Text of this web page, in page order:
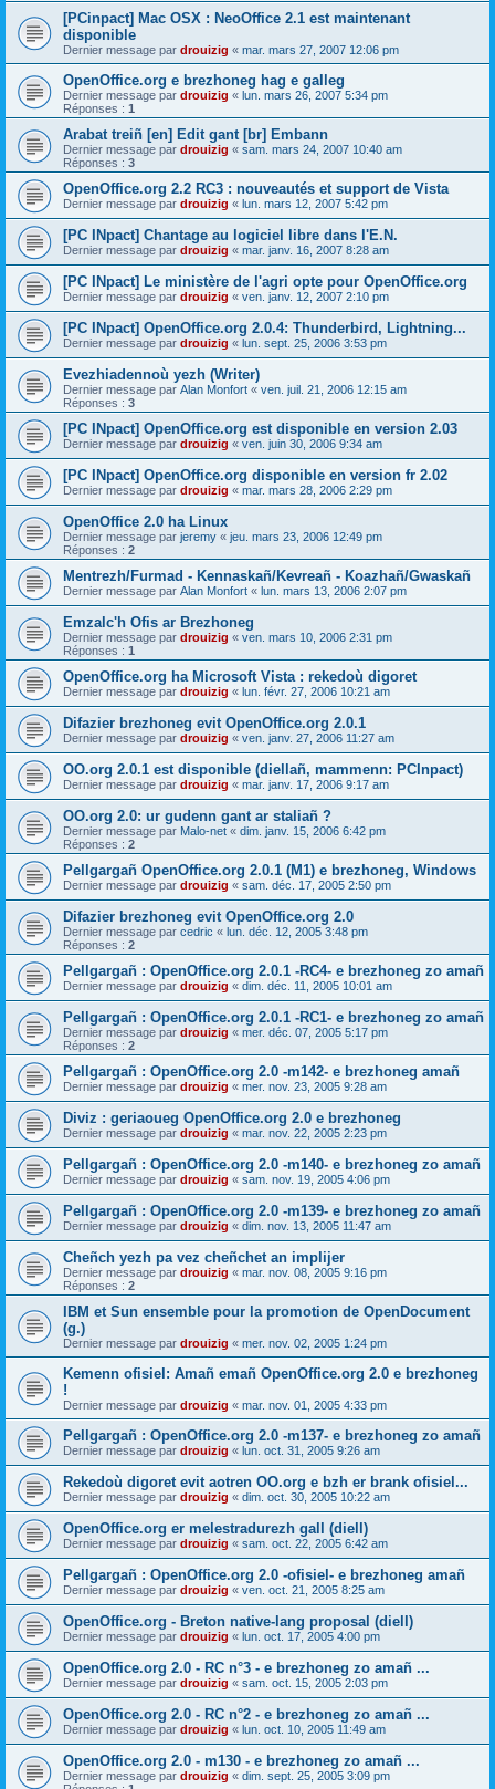
[PCinpact] Mac OSX : NeoOffice 2.1 est maintenant
disponible
Dernier message par drouizig « mar. mars 27, 2007 12:06 pm
OpenOffice.org e brezhoneg hag e galleg
Dernier message par drouizig « lun. mars 26, 2007 5:34 pm
Réponses : 1
Arabat treiñ [en] Edit gant [br] Embann
Dernier message par drouizig « sam. mars 24, 2007 10:40 am
Réponses : 3
OpenOffice.org 2.2 RC3 : nouveautés et support de Vista
Dernier message par drouizig « lun. mars 12, 2007 5:42 pm
[PC INpact] Chantage au logiciel libre dans l'E.N.
Dernier message par drouizig « mar. janv. 16, 2007 8:28 am
[PC INpact] Le ministère de l'agri opte pour OpenOffice.org
Dernier message par drouizig « ven. janv. 12, 2007 2:10 pm
[PC INpact] OpenOffice.org 2.0.4: Thunderbird, Lightning...
Dernier message par drouizig « lun. sept. 25, 2006 3:53 pm
Evezhiadennoù yezh (Writer)
Dernier message par Alan Monfort « ven. juil. 21, 2006 12:15 am
Réponses : 3
[PC INpact] OpenOffice.org est disponible en version 2.03
Dernier message par drouizig « ven. juin 30, 2006 9:34 am
[PC INpact] OpenOffice.org disponible en version fr 2.02
Dernier message par drouizig « mar. mars 28, 2006 2:29 pm
OpenOffice 2.0 ha Linux
Dernier message par jeremy « jeu. mars 23, 2006 12:49 pm
Réponses : 2
Mentrezh/Furmad - Kennaskañ/Kevreañ - Koazhañ/Gwaskañ
Dernier message par Alan Monfort « lun. mars 13, 2006 2:07 pm
Emzalc'h Ofis ar Brezhoneg
Dernier message par drouizig « ven. mars 10, 2006 2:31 pm
Réponses : 1
OpenOffice.org ha Microsoft Vista : rekedoù digoret
Dernier message par drouizig « lun. févr. 27, 2006 10:21 am
Difazier brezhoneg evit OpenOffice.org 2.0.1
Dernier message par drouizig « ven. janv. 27, 2006 11:27 am
OO.org 2.0.1 est disponible (diellañ, mammenn: PCInpact)
Dernier message par drouizig « mar. janv. 17, 2006 9:17 am
OO.org 2.0: ur gudenn gant ar staliañ ?
Dernier message par Malo-net « dim. janv. 15, 2006 6:42 pm
Réponses : 2
Pellgargañ OpenOffice.org 2.0.1 (M1) e brezhoneg, Windows
Dernier message par drouizig « sam. déc. 17, 2005 2:50 pm
Difazier brezhoneg evit OpenOffice.org 2.0
Dernier message par cedric « lun. déc. 12, 2005 3:48 pm
Réponses : 2
Pellgargañ : OpenOffice.org 2.0.1 -RC4- e brezhoneg zo amañ
Dernier message par drouizig « dim. déc. 11, 2005 10:01 am
Pellgargañ : OpenOffice.org 2.0.1 -RC1- e brezhoneg zo amañ
Dernier message par drouizig « mer. déc. 07, 2005 5:17 pm
Réponses : 2
Pellgargañ : OpenOffice.org 2.0 -m142- e brezhoneg amañ
Dernier message par drouizig « mer. nov. 23, 2005 9:28 am
Diviz : geriaoueg OpenOffice.org 2.0 e brezhoneg
Dernier message par drouizig « mar. nov. 22, 2005 2:23 pm
Pellgargañ : OpenOffice.org 2.0 -m140- e brezhoneg zo amañ
Dernier message par drouizig « sam. nov. 19, 2005 4:06 pm
Pellgargañ : OpenOffice.org 2.0 -m139- e brezhoneg zo amañ
Dernier message par drouizig « dim. nov. 13, 2005 11:47 am
Cheñch yezh pa vez cheñchet an implijer
Dernier message par drouizig « mar. nov. 08, 2005 9:16 pm
Réponses : 2
IBM et Sun ensemble pour la promotion de OpenDocument
(g.)
Dernier message par drouizig « mer. nov. 02, 2005 1:24 pm
Kemenn ofisiel: Amañ emañ OpenOffice.org 2.0 e brezhoneg
!
Dernier message par drouizig « mar. nov. 01, 2005 4:33 pm
Pellgargañ : OpenOffice.org 2.0 -m137- e brezhoneg zo amañ
Dernier message par drouizig « lun. oct. 31, 2005 9:26 am
Rekedoù digoret evit aotren OO.org e bzh er brank ofisiel...
Dernier message par drouizig « dim. oct. 30, 2005 10:22 am
OpenOffice.org er melestradurezh gall (diell)
Dernier message par drouizig « sam. oct. 22, 2005 6:42 am
Pellgargañ : OpenOffice.org 2.0 -ofisiel- e brezhoneg amañ
Dernier message par drouizig « ven. oct. 21, 2005 8:25 am
OpenOffice.org - Breton native-lang proposal (diell)
Dernier message par drouizig « lun. oct. 17, 2005 4:00 pm
OpenOffice.org 2.0 - RC n°3 - e brezhoneg zo amañ ...
Dernier message par drouizig « sam. oct. 15, 2005 2:03 pm
OpenOffice.org 2.0 - RC n°2 - e brezhoneg zo amañ ...
Dernier message par drouizig « lun. oct. 10, 2005 11:49 am
OpenOffice.org 2.0 - m130 - e brezhoneg zo amañ ...
Dernier message par drouizig « dim. sept. 25, 2005 3:09 pm